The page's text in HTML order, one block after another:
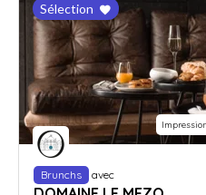
Sélection
Brunchs avec